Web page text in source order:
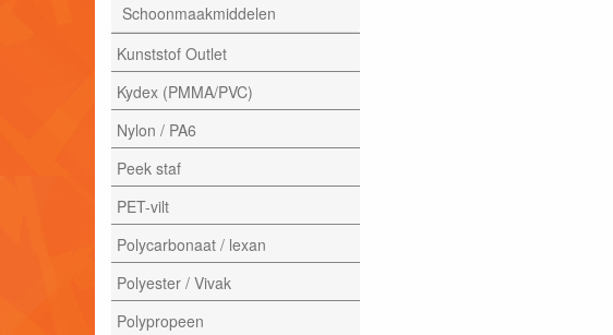
Schoonmaakmiddelen
Kunststof Outlet
Kydex (PMMA/PVC)
Nylon / PA6
Peek staf
PET-vilt
Polycarbonaat / lexan
Polyester / Vivak
Polypropeen